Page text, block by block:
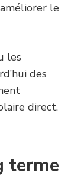
le
les
des
direct.
terme